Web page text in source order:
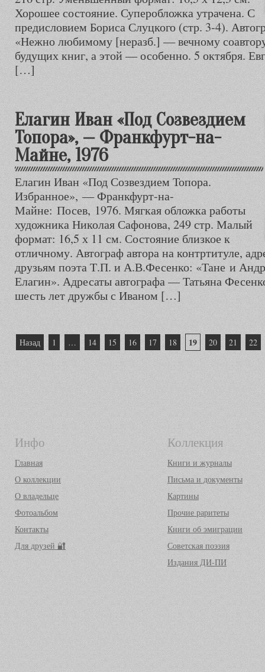
Хорошее состояние. Суперобложка утрачена. С
предисловием Бориса Слуцкого (стр. 3-4).
«Нежно любимому [неразб.] — вечному
будущих книг, а этой — особенно. 5 октября.
[…]
Елагин Иван «Под Созвездием
Топора», — Франкфурт-на-
Майне, 1976
Елагин Иван «Под Созвездием Топора.
Избранное», — Франкфурт-на-
Майне: Посев, 1976. Мягкая обложка работы
художника Николая Сафонова, 249 стр. Малый
формат: 16,5 х 11 см. Состояние близкое к
отличному. Автограф автора на контртитуле,
друзьям поэта Т.П. и А.В.Фесенко: «Тане и
Елагин». Адресаты автографа — Татьяна
шесть лет дружбы с Иваном […]
Пагинация
Назад 1 … 14 15 16 17 18 19 20 21 22
Инфо
Главная
О коллекции
О владельце
Фотоальбом
Контакты
Для друзей 🔐
Коллекция
Книги и журналы
Письма и документы
Картины
Прочие раритеты
Книги об эмиграции
Советская поэзия
Издания ДИ-ПИ